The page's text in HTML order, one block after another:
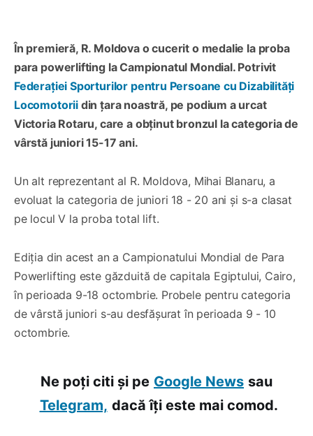
În premieră, R. Moldova o cucerit o medalie la proba
para powerlifting la Campionatul Mondial. Potrivit
Federaţiei Sporturilor pentru Persoane cu Dizabilităţi
Locomotorii din țara noastră, pe podium a urcat
Victoria Rotaru, care a obținut bronzul la categoria de
vârstă juniori 15-17 ani.
Un alt reprezentant al R. Moldova, Mihai Blanaru, a
evoluat la categoria de juniori 18 - 20 ani și s-a clasat
pe locul V la proba total lift.
Ediția din acest an a Campionatului Mondial de Para
Powerlifting este găzduită de capitala Egiptului, Cairo,
în perioada 9-18 octombrie. Probele pentru categoria
de vârstă juniori s-au desfășurat în perioada 9 - 10
octombrie.
Ne poți citi și pe Google News sau
Telegram, dacă îți este mai comod.